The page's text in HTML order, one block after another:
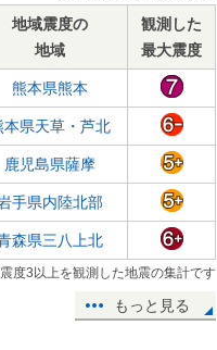
地域震度の
地域
観測した
最大震度
熊本県熊本
本県天草・芦北
鹿児島県薩摩
手県内陸北部
森県三八上北
度3以上を観測した地震の集計です
もっと見る